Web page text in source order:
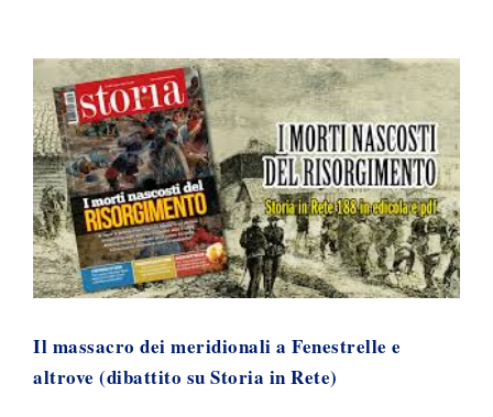
Il massacro dei meridionali a Fenestrelle e
altrove (dibattito su Storia in Rete)